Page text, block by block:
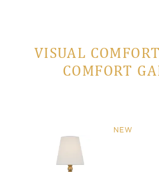
VISUAL
COMFORT
NEW